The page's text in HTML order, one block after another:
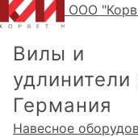
ООО
Вилы и
удлинители
Германия
Навесное